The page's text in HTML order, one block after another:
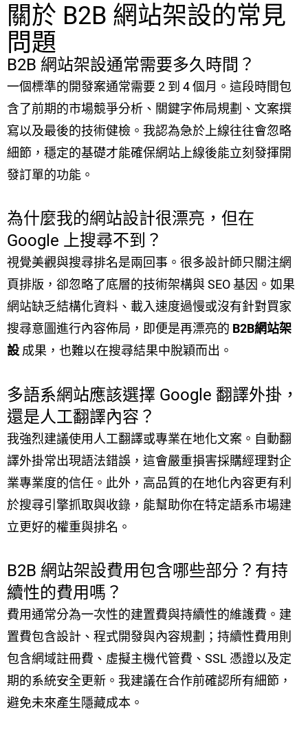
關於 B2B 網站架設的常見
問題
B2B 網站架設通常需要多久時間？
一個標準的開發案通常需要 2 到 4 個月。這段時間包
含了前期的市場競爭分析、關鍵字佈局規劃、文案撰
寫以及最後的技術健檢。我認為急於上線往往會忽略
細節，穩定的基礎才能確保網站上線後能立刻發揮開
發訂單的功能。
為什麼我的網站設計很漂亮，但在
Google 上搜尋不到？
視覺美觀與搜尋排名是兩回事。很多設計師只關注網
頁排版，卻忽略了底層的技術架構與 SEO 基因。如果
網站缺乏結構化資料、載入速度過慢或沒有針對買家
搜尋意圖進行內容佈局，即便是再漂亮的 B2B網站架
設成果，也難以在搜尋結果中脫穎而出。
多語系網站應該選擇 Google 翻譯外掛，
還是人工翻譯內容？
我強烈建議使用人工翻譯或專業在地化文案。自動翻
譯外掛常出現語法錯誤，這會嚴重損害採購經理對企
業專業度的信任。此外，高品質的在地化內容更有利
於搜尋引擎抓取與收錄，能幫助你在特定語系市場建
立更好的權重與排名。
B2B 網站架設費用包含哪些部分？有持
續性的費用嗎？
費用通常分為一次性的建置費與持續性的維護費。建
置費包含設計、程式開發與內容規劃；持續性費用則
包含網域註冊費、虛擬主機代管費、SSL 憑證以及定
期的系統安全更新。我建議在合作前確認所有細節，
避免未來產生隱藏成本。